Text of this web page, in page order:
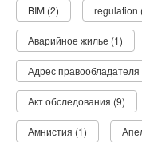
BIM (2) regulation
Аварийное жилье (1)
Адрес правообладателя
Акт обследования (9)
Амнистия (1)